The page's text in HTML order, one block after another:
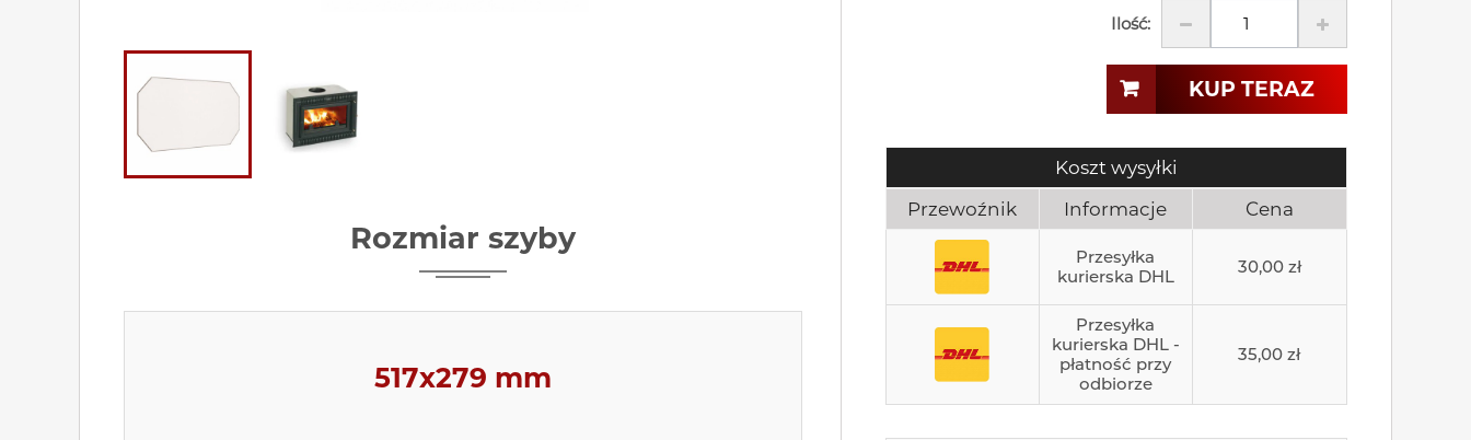
Rozmiar szyby
517x279 mm
Ilość:
KUP TERAZ
Koszt wysyłki
Przewoźnik
Informacje Cena
Przesyłka
kurierska DHL
30,00 zł
Przesyłka
kurierska DHL -
płatność przy
odbiorze
35,00 zł